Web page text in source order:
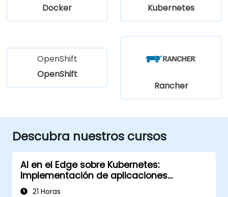
Docker Kubernetes
OpenShift
OpenShift
Rancher
Descubra nuestros cursos
AI en el Edge sobre Kubernetes:
Implementación de aplicaciones
inteligentes en el borde
21 Horas